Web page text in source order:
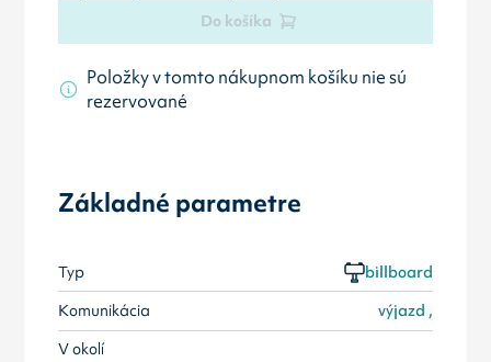
Do košíka
Položky v tomto nákupnom košíku nie sú
rezervované
Základné parametre
Typ
billboard
Komunikácia
výjazd ,
V okolí